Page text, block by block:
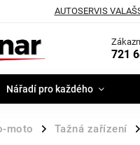
AUTOSERVIS
721
Nářadí pro každého
moto / Tažná zařízení /